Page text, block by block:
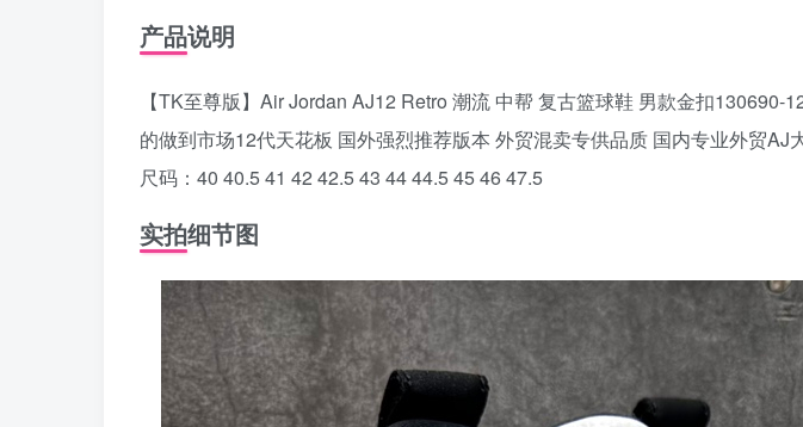
产品说明
【TK至尊版】Air Jordan AJ12 Retro 潮流 中帮 复古篮球鞋 男款金扣
的做到市场12代天花板 国外强烈推荐版本 外贸混卖专供品质 国内专业外贸
尺码：40 40.5 41 42 42.5 43 44 44.5 45 46 47.5
实拍细节图